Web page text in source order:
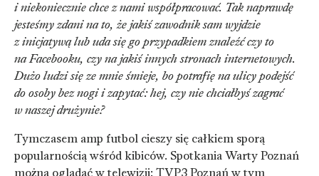
i niekoniecznie chce z nami współpracować. Tak naprawdę
jesteśmy zdani na to, że jakiś zawodnik sam wyjdzie
z inicjatywą lub uda się go przypadkiem znaleźć czy to
na Facebooku, czy na jakiś innych stronach internetowych.
Dużo ludzi się ze mnie śmieje, bo potrafię na ulicy podejść
do osoby bez nogi i zapytać: hej, czy nie chciałbyś zagrać
w naszej drużynie?
Tymczasem amp futbol cieszy się całkiem sporą
popularnością wśród kibiców. Spotkania Warty Poznań
można oglądać w telewizji: TVP3 Poznań w tym